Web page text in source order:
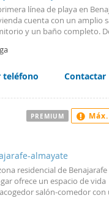
línea de playa en
cuenta con un amplio
y un baño completo.
tranquila, el
áreas verdes y
de supermercados, colegios,
En una zona tranquila, pero
quienes desean disfrutar
cuenta con playas
y servicios.
teléfono Contactar
almayate
residencial de Benajarafe
ofrece un espacio de vida
salón-comedor con
PREMIUM